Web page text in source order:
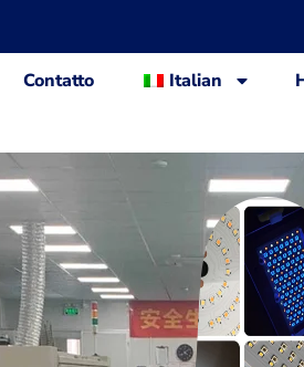
Contatto Italian